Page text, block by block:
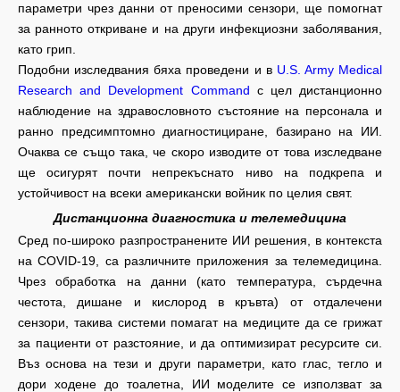
параметри чрез данни от преносими сензори, ще помогнат
за ранното откриване и на други инфекциозни заболявания,
като грип.
Подобни изследвания бяха проведени и в U.S. Army Medical
Research and Development Command с цел дистанционно
наблюдение на здравословното състояние на персонала и
ранно предсимптомно диагностициране, базирано на ИИ.
Очаква се също така, че скоро изводите от това изследване
ще осигурят почти непрекъснато ниво на подкрепа и
устойчивост на всеки американски войник по целия свят.
Дистанционна диагностика и телемедицина
Сред по-широко разпространените ИИ решения, в контекста
на COVID-19, са различните приложения за телемедицина.
Чрез обработка на данни (като температура, сърдечна
честота, дишане и кислород в кръвта) от отдалечени
сензори, такива системи помагат на медиците да се грижат
за пациенти от разстояние, и да оптимизират ресурсите си.
Въз основа на тези и други параметри, като глас, тегло и
дори ходене до тоалетна, ИИ моделите се използват за